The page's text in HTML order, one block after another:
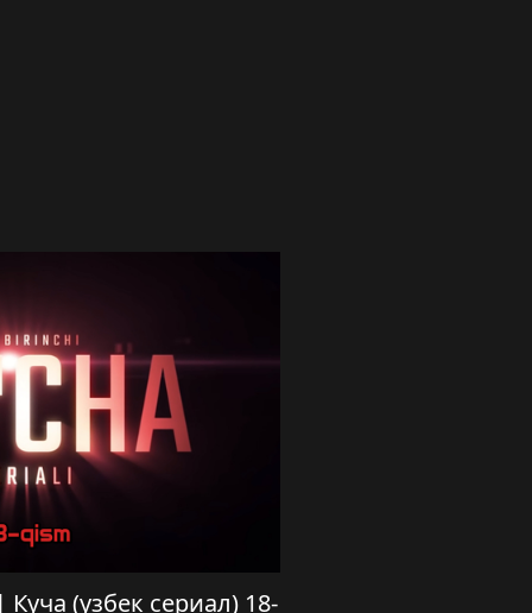
Куча (узбек сериал) 18-